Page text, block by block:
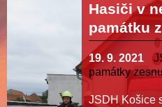
Hasiči v
památku
19. 9. 2021
památky
JSDH Košice